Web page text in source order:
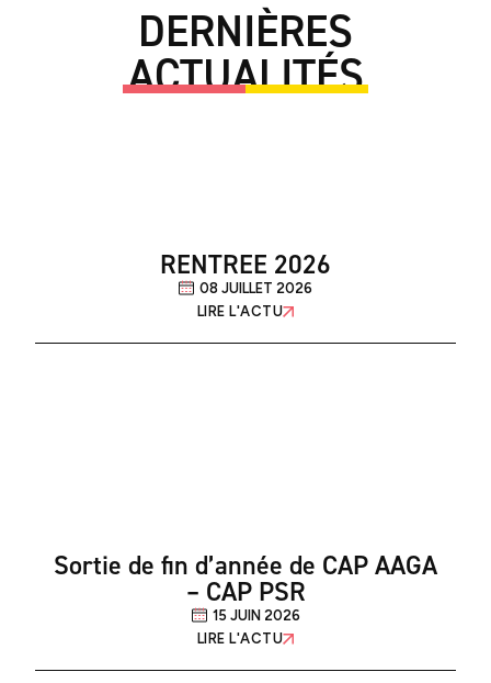
DERNIÈRES
ACTUALITÉS
RENTREE 2026
08 JUILLET 2026
LIRE L'ACTU
Sortie de fin d’année de CAP AAGA
– CAP PSR
15 JUIN 2026
LIRE L'ACTU